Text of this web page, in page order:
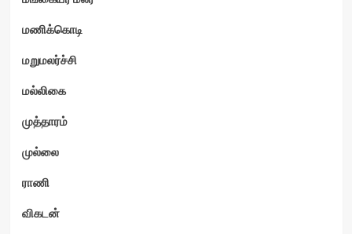
மணிக்கொடி
மறுமலர்ச்சி
மல்லிகை
முத்தாரம்
முல்லை
ராணி
விகடன்